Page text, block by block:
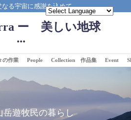
る宇宙に感謝を込めて。。。
ー 美しい地球
...
の作業 People Collection 作品集 Event
岳遊牧民の暮らし